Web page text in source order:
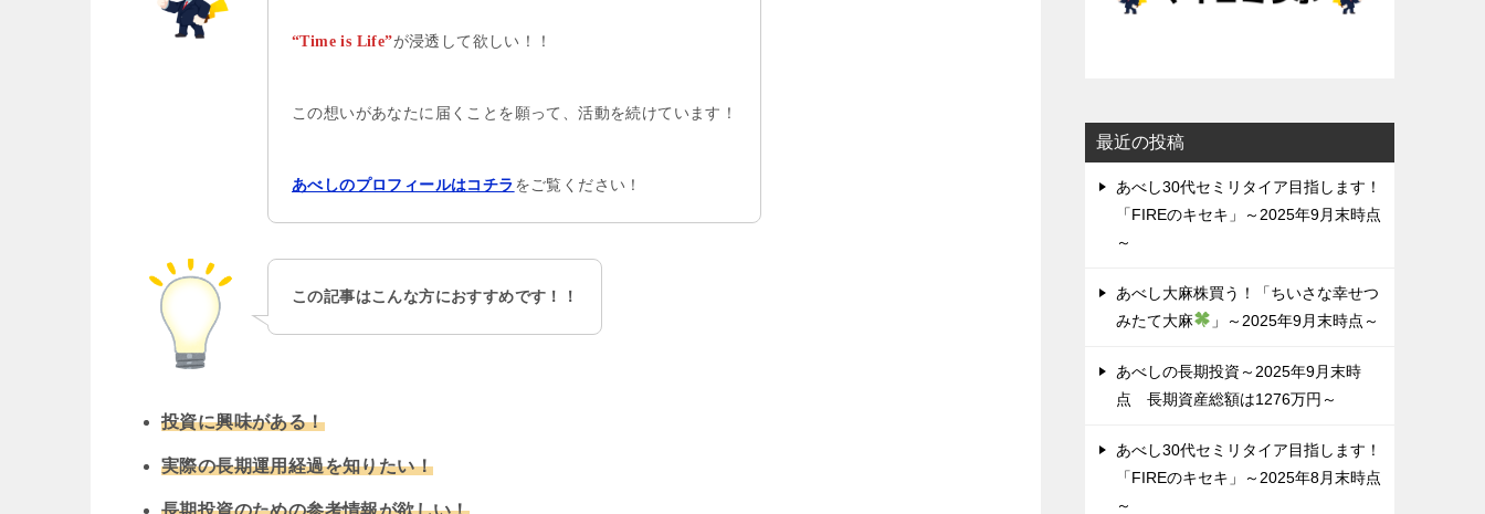
“Time is Life”が浸透して欲しい！！
この想いがあなたに届くことを願って、活動を続けています！
あべしのプロフィールはコチラ をご覧ください！
この記事はこんな方におすすめです！！
投資に興味がある！
実際の長期運用経過を知りたい！
長期投資のための参考情報が欲しい！
最近の投稿
あべし30代セミリタイア目指します！
「FIREのキセキ」～2025年9月末時点
～
あべし大麻株買う！「ちいさな幸せつ
みたて大麻
」～2025年9月末時点～
あべしの長期投資～2025年9月末時
点 長期資産総額は1276万円～
あべし30代セミリタイア目指します！
「FIREのキセキ」～2025年8月末時点
～